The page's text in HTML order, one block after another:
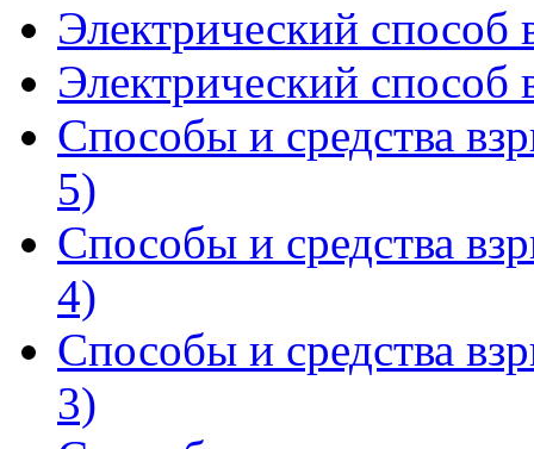
Электрический способ
Электрический способ
Способы и средства
5)
Способы и средства
4)
Способы и средства
3)